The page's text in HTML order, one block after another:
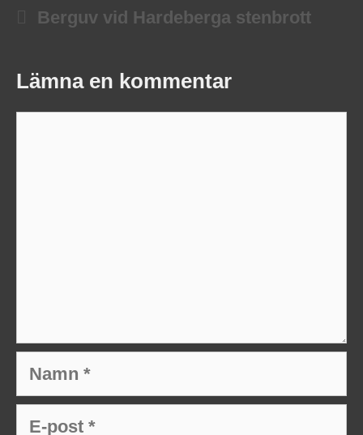
Berguv vid Hardeberga stenbrott
Lämna en kommentar
Namn
E-